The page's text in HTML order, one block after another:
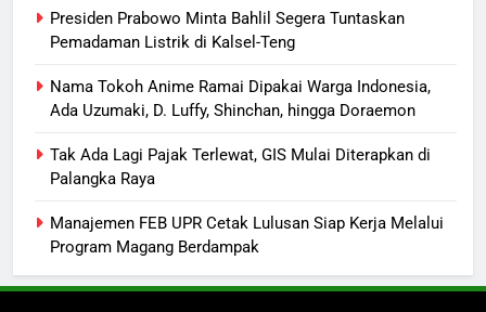
Presiden Prabowo Minta Bahlil Segera Tuntaskan
Pemadaman Listrik di Kalsel-Teng
Nama Tokoh Anime Ramai Dipakai Warga Indonesia,
Ada Uzumaki, D. Luffy, Shinchan, hingga Doraemon
Tak Ada Lagi Pajak Terlewat, GIS Mulai Diterapkan di
Palangka Raya
Manajemen FEB UPR Cetak Lulusan Siap Kerja Melalui
Program Magang Berdampak
Suara Bising Berujung Penindakan,
Polsek Rakumpit Amankan Motor
Ketua dan Empat Komisioner KPU
Pilkada Rp40 Miliar
HUKUM DAN KRIMINAL
Presiden Prabowo Minta Bahlil